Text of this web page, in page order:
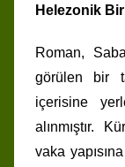
Helezonik
Roman,
görülen bir
içerisine
alınmıştır.
vaka